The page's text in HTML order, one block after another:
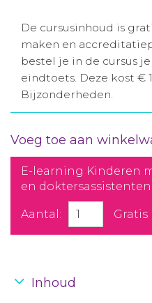
De cursusinhoud is
maken en
bestel je in de cursus
eindtoets. Deze kost €
Bijzonderheden.
Voeg toe aan
E-learning Kinderen
en doktersassistenten
Aantal: Gratis
Inhoud